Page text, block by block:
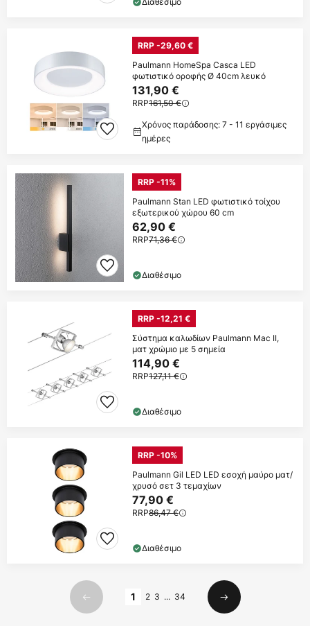
RRP -29,60 €
Paulmann HomeSpa Casca LED
φωτιστικό οροφής Ø 40cm λευκό
131,90 €
RRP161,50 €
Χρόνος παράδοσης: 7 - 11 εργάσιμες
ημέρες
RRP -11%
Paulmann Stan LED φωτιστικό τοίχου
εξωτερικού χώρου 60 cm
62,90 €
RRP71,36 €
Διαθέσιμο
RRP -12,21 €
Σύστημα καλωδίων Paulmann Mac II,
ματ χρώμιο με 5 σημεία
114,90 €
RRP127,11 €
Διαθέσιμο
RRP -10%
Paulmann Gil LED LED εσοχή μαύρο ματ/
χρυσό σετ 3 τεμαχίων
77,90 €
RRP86,47 €
Διαθέσιμο
Προηγούμενο
1 2 3 ... 34
Επόμενο